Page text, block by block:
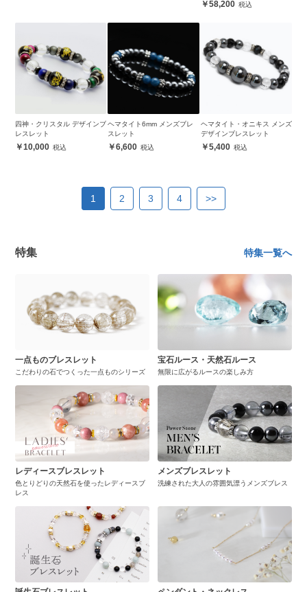
58,200
四神・クリスタル デザインブ
レスレット
10,000
ヘマタイト6mm メンズブレ
スレット
6,600
ヘマタイト・オニキス メンズ
デザインブレスレット
5,400
1 2 3 4 >>
特集 特集一覧へ
一点ものブレスレット
こだわりの石でつくった一点ものシリーズ
宝石ルース・天然石ルース
無限に広がるルースの楽しみ方
レディースブレスレット
色とりどりの天然石を使ったレディースブ
レス
メンズブレスレット
洗練された大人の雰囲気漂うメンズブレス